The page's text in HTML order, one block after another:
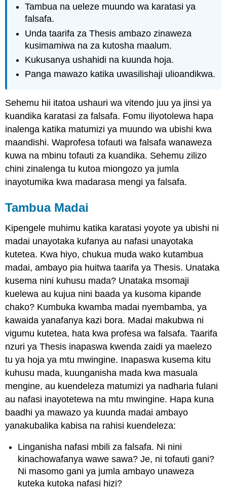
Fikiria
kama
Andika
Kama
Mwanafalsafa
Kukusanya
Ushahidi
Kujenga
yako
Fikiria
Counteraguments
Kuwakilisha
kwa
usahihi
nyenzo
Panga
Yako
Kuanzisha
Thesis
yako
Kesi
ya
Mantiki
ya
kulazimisha
Kutumia
Usha
VIUNGANISHO
Fupisha
Hoja
Yako
katika
Hitimisho
Tambua na ueleze muundo wa karatasi ya
falsafa.
Unda taarifa za Thesis ambazo zinaweza
kusimamiwa na za kutosha maalum.
Kukusanya ushahidi na kuunda hoja.
Panga mawazo katika uwasilishaji ulioandikwa.
Sehemu hii itatoa ushauri wa vitendo juu ya jinsi ya
kuandika karatasi za falsafa. Fomu iliyotolewa hapa
inalenga katika matumizi ya muundo wa ubishi kwa
maandishi. Waprofesa tofauti wa falsafa wanaweza
kuwa na mbinu tofauti za kuandika. Sehemu zilizo
chini zinalenga tu kutoa miongozo ya jumla
inayotumika kwa madarasa mengi ya falsafa.
Tambua Madai
Kipengele muhimu katika karatasi yoyote ya ubishi ni
madai unayotaka kufanya au nafasi unayotaka
kutetea. Kwa hiyo, chukua muda wako kutambua
madai, ambayo pia huitwa taarifa ya Thesis. Unataka
kusema nini kuhusu mada? Unataka msomaji
kuelewa au kujua nini baada ya kusoma kipande
chako? Kumbuka kwamba madai nyembamba, ya
kawaida yanafanya kazi bora. Madai makubwa ni
vigumu kutetea, hata kwa profesa wa falsafa. Taarifa
nzuri ya Thesis inapaswa kwenda zaidi ya maelezo
tu ya hoja ya mtu mwingine. Inapaswa kusema kitu
kuhusu mada, kuunganisha mada kwa masuala
mengine, au kuendeleza matumizi ya nadharia fulani
au nafasi inayotetewa na mtu mwingine. Hapa kuna
baadhi ya mawazo ya kuunda madai ambayo
yanakubalika kabisa na rahisi kuendeleza:
Linganisha nafasi mbili za falsafa. Ni nini
kinachowafanya wawe sawa? Je, ni tofauti gani?
Ni masomo gani ya jumla ambayo unaweza
kuteka kutoka nafasi hizi?